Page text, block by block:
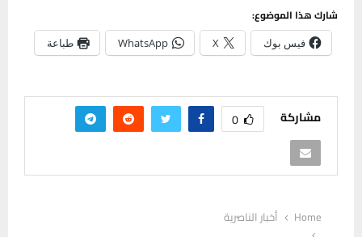
شارك هذا الموضوع:
فيس بوك X
WhatsApp طباعة
مشاركة 0
Home
أخبار الناصرية